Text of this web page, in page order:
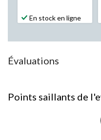
En stock en ligne
Évaluations
Points saillants de